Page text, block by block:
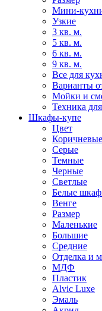
Мини-
Узкие
3 кв. м.
5 кв. м.
6 кв. м.
9 кв. м.
Все для
Варианты
Мойки и
Техника
Шкафы-купе
Цвет
Коричневые
Серые
Темные
Черные
Светлые
Белые
Венге
Размер
Маленькие
Большие
Средние
Отделка и
МДФ
Пластик
Alvic Luxe
Эмаль